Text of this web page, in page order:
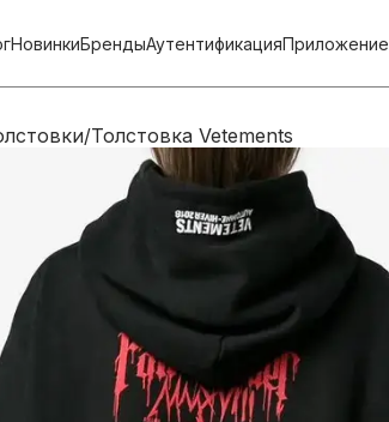
НовинкиБрендыАутентификацияПриложение
/Толстовка Vetements